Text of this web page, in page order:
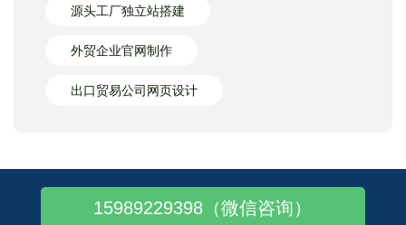
源头工厂独立站搭建
外贸企业官网制作
出口贸易公司网页设计
15989229398（微信咨询）